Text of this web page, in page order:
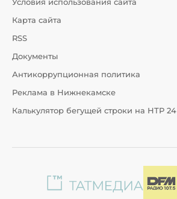
Условия использования сайта
Карта сайта
RSS
Документы
Антикоррупционная политика
Реклама в Нижнекамске
Калькулятор бегущей строки на НТР 24